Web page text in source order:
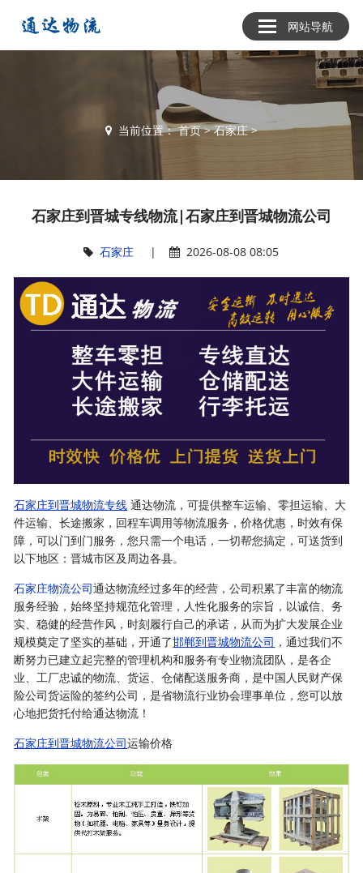
网站导航
当前位置：首页>石家庄>
石家庄到晋城专线物流|石家庄到晋城物流公司
石家庄 | 2026-08-08 08:05
石家庄到晋城物流专线 通达物流，可提供整车运输、零担运输、大
件运输、长途搬家，回程车调用等物流服务，价格优惠，时效有保
障，可以门到门服务，您只需一个电话，一切帮您搞定，可送货到
以下地区：晋城市区及周边各县。
石家庄物流公司通达物流经过多年的经营，公司积累了丰富的物流
服务经验，始终坚持规范化管理，人性化服务的宗旨，以诚信、务
实、稳健的经营作风，时刻履行自己的承诺，从而为扩大发展企业
规模奠定了坚实的基础，开通了邯郸到晋城物流公司 ，通过我们不
断努力已建立起完整的管理机构和服务有专业物流团队，是各企
业、工厂忠诚的物流、货运、仓储配送服务商，是中国人民财产保
险公司货运险的签约公司，是省物流行业协会理事单位，您可以放
心地把货托付给通达物流！
石家庄到晋城物流公司运输价格